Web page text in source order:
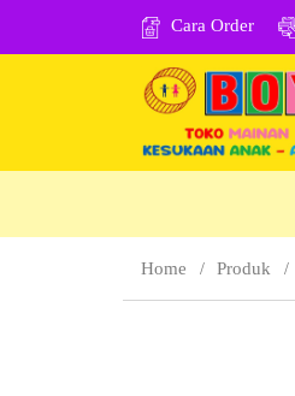
Cara Order
Home Produk